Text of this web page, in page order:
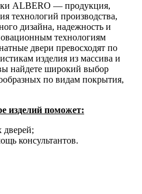
ALBERO — продукция,
технологий производства,
дизайна, надежность и
технологиям
двери превосходят по
изделия из массива и
найдете широкий выбор
по видам покрытия,
изделий поможет:
дверей;
консультантов.